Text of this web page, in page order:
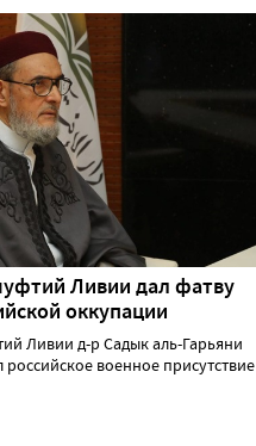
Ливии дал фатву
оккупации
Ливии д-р Садык аль-Гарьяни
российское военное присутствие